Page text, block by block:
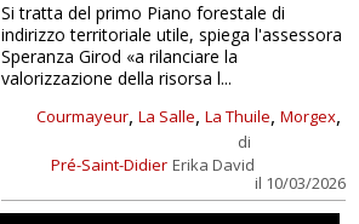
Courmayeur, La Salle, La Thuile, Morgex,
Pré-Saint-Didier
di
Erika David
il 10/03/2026
Si tratta del primo Piano forestale di
indirizzo territoriale utile, spiega l'assessora
Speranza Girod «a rilanciare la
valorizzazione della risorsa l...